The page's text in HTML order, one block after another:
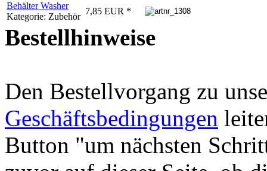
Behälter Washer
Kategorie: Zubehör
7,85 EUR *
Bestellhinweise
Den Bestellvorgang zu
Geschäftsbedingungen
Button "um nächsten